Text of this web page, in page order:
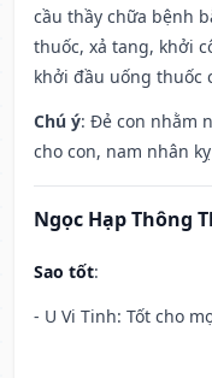
cầu thầy chữa bệnh
thuốc, xả tang, khởi
khởi đầu uống thuốc
Chú ý: Đẻ con nhằm
cho con, nam nhân
Ngọc Hạp Thông
Sao tốt:
- U Vi Tinh: Tốt cho